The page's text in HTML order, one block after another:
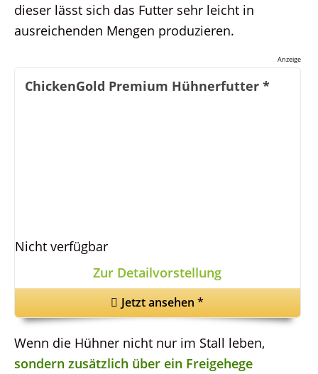
dieser lässt sich das Futter sehr leicht in
ausreichenden Mengen produzieren.
Anzeige
ChickenGold Premium Hühnerfutter *
Nicht verfügbar
Zur Detailvorstellung
Jetzt ansehen*
Wenn die Hühner nicht nur im Stall leben,
sondern zusätzlich über ein Freigehege